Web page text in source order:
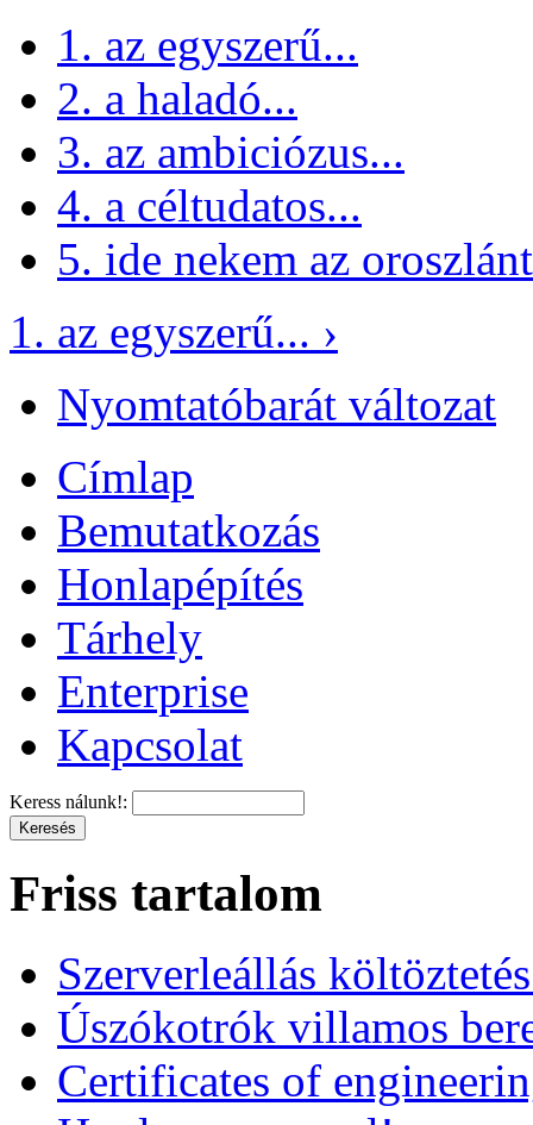
1. az egyszerű...
2. a haladó...
3. az ambiciózus...
4. a céltudatos...
5. ide nekem az
1. az egyszerű... ›
Nyomtatóbarát változat
Címlap
Bemutatkozás
Honlapépítés
Tárhely
Enterprise
Kapcsolat
Keress nálunk!:
Friss tartalom
Szerverleállás
Úszókotrók villamos
Certificates of